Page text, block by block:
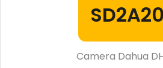
Camera Dahua